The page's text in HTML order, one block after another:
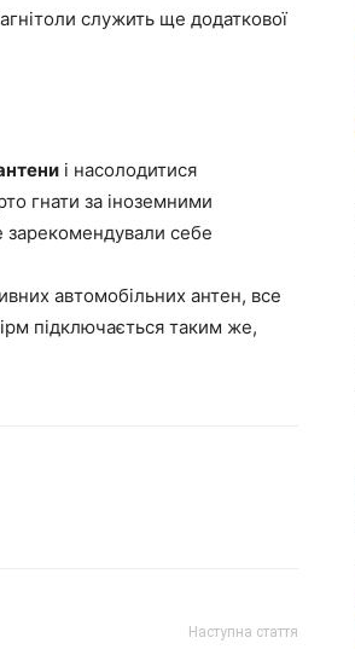
служить ще додаткової
і насолодитися
гнати за іноземними
себе
автомобільних антен, все
підключається таким же,
Наступна стаття